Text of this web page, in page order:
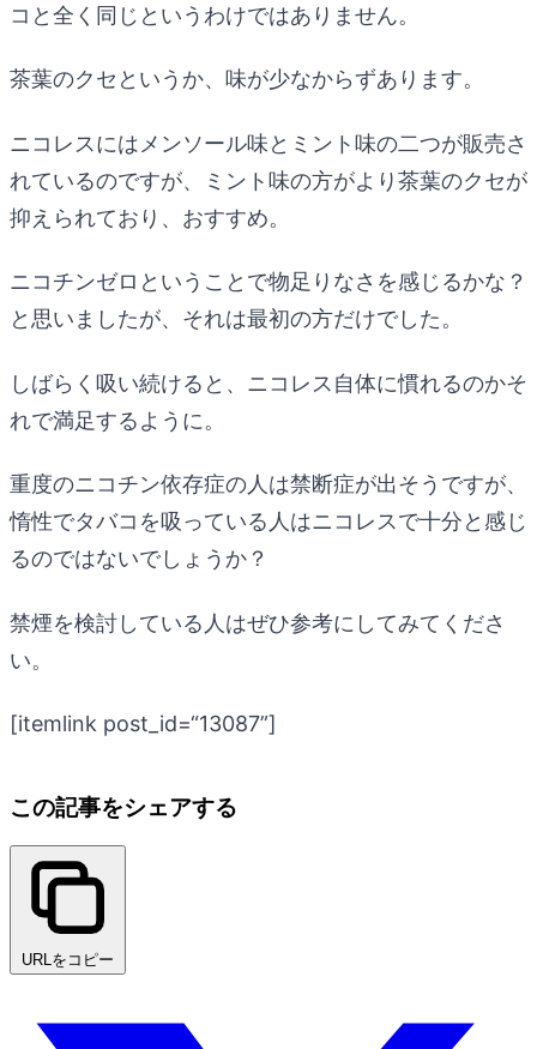
コと全く同じというわけではありません。
茶葉のクセというか、味が少なからずあります。
ニコレスにはメンソール味とミント味の二つが販売さ
れているのですが、ミント味の方がより茶葉のクセが
抑えられており、おすすめ。
ニコチンゼロということで物足りなさを感じるかな？
と思いましたが、それは最初の方だけでした。
しばらく吸い続けると、ニコレス自体に慣れるのかそ
れで満足するように。
重度のニコチン依存症の人は禁断症が出そうですが、
惰性でタバコを吸っている人はニコレスで十分と感じ
るのではないでしょうか？
禁煙を検討している人はぜひ参考にしてみてくださ
い。
[itemlink post_id=“13087”]
この記事をシェアする
URLをコピー